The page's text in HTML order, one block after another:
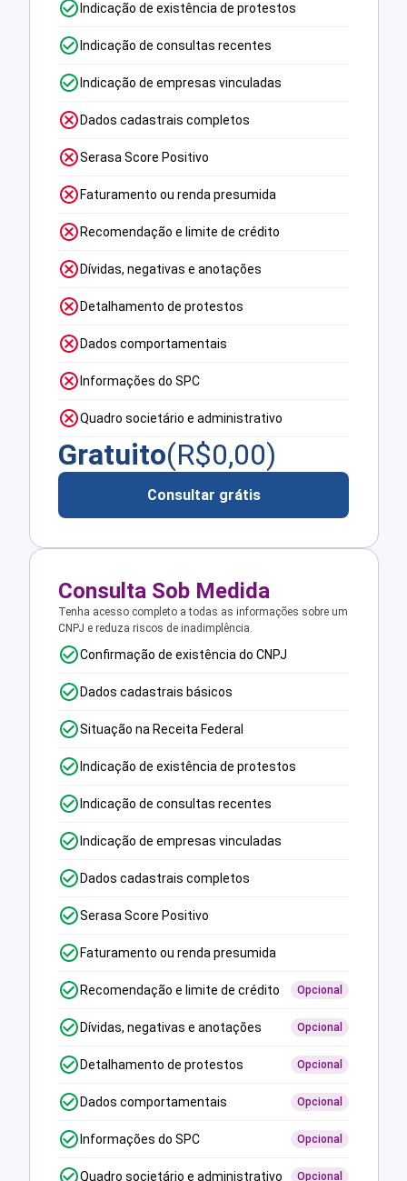
Indicação de existência de protestos
Indicação de consultas recentes
Indicação de empresas vinculadas
Dados cadastrais completos
Serasa Score Positivo
Faturamento ou renda presumida
Recomendação e limite de crédito
Dívidas, negativas e anotações
Detalhamento de protestos
Dados comportamentais
Informações do SPC
Quadro societário e administrativo
Gratuito(R$0,00)
Consultar grátis
Consulta Sob Medida
Tenha acesso completo a todas as informações sobre um
CNPJ e reduza riscos de inadimplência.
Confirmação de existência do CNPJ
Dados cadastrais básicos
Situação na Receita Federal
Indicação de existência de protestos
Indicação de consultas recentes
Indicação de empresas vinculadas
Dados cadastrais completos
Serasa Score Positivo
Faturamento ou renda presumida
Recomendação e limite de crédito Opcional
Dívidas, negativas e anotações Opcional
Detalhamento de protestos Opcional
Dados comportamentais Opcional
Informações do SPC Opcional
Quadro societário e administrativo Opcional